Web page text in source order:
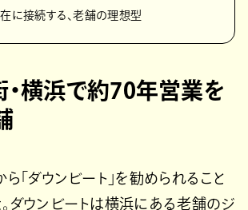
に接続する、老舗の理想型
・横浜で約70年営業を
ら「ダウンビート」を勧められること
ダウンビートは横浜にある老舗のジ